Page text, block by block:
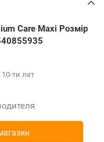
Care Maxi Розмір
ти лет